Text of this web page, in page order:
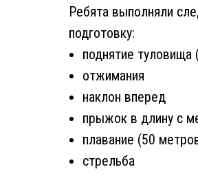
Ребята выполняли
подготовку:
поднятие туловища
отжимания
наклон вперед
прыжок в длину с
плавание (50
стрельба